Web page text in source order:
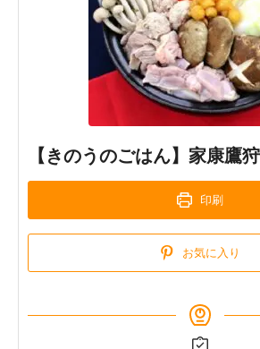
【きのうのごはん】家康鷹
印刷
お気に入り